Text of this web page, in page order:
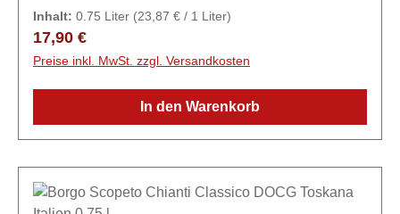
Genießer und mediterrane Küche.ExpertiseDie
Weinberge von Borgo Scopeto umfassen 70 Hektar,
Böden sind typisch für das Chianti-Gebiet. Nach
sorgfältig erhaltenden Restaurierungsarbeiten ist
zählt zu den exklusivsten Aufenthaltsorten im Chianti
Classico-Gebiet und bietet seinen Gästen einmalige
Inhalt: 0.75 Liter (23,87 € / 1 Liter)
Regulärer Preis:
17,90 €
Preise inkl. MwSt. zzgl. Versandkosten
In den Warenkorb